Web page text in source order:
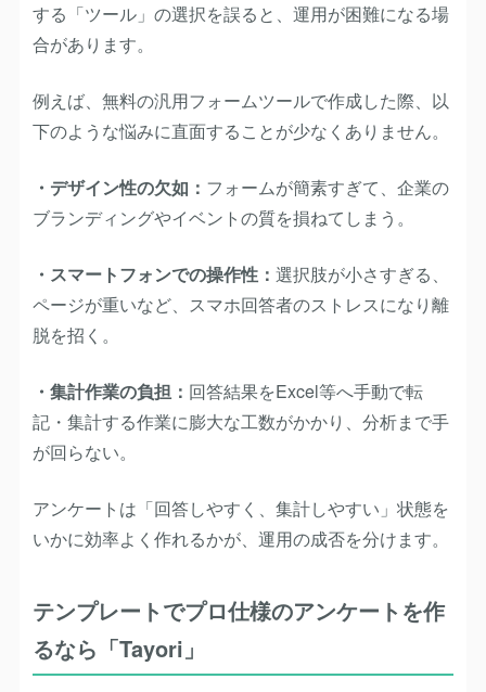
する「ツール」の選択を誤ると、運用が困難になる場
合があります。
例えば、無料の汎用フォームツールで作成した際、以
下のような悩みに直面することが少なくありません。
・デザイン性の欠如： フォームが簡素すぎて、企業の
ブランディングやイベントの質を損ねてしまう。
・スマートフォンでの操作性： 選択肢が小さすぎる、
ページが重いなど、スマホ回答者のストレスになり離
脱を招く。
・集計作業の負担： 回答結果をExcel等へ手動で転
記・集計する作業に膨大な工数がかかり、分析まで手
が回らない。
アンケートは「回答しやすく、集計しやすい」状態を
いかに効率よく作れるかが、運用の成否を分けます。
テンプレートでプロ仕様のアンケートを作
るなら「Tayori」